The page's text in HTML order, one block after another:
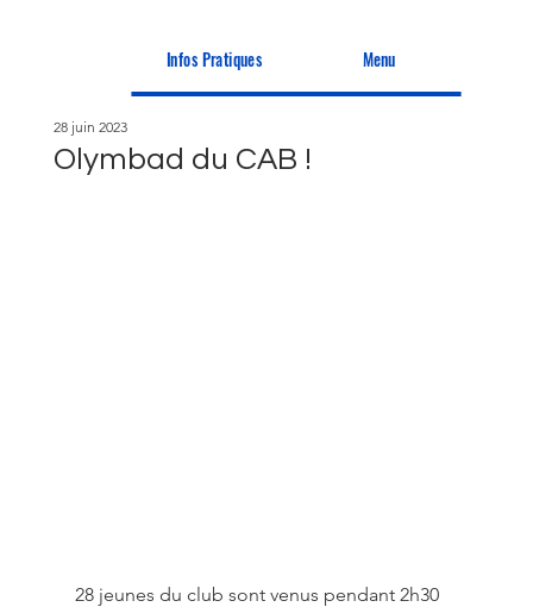
Infos Pratiques Menu
Olymbad du CAB !
28 juin 2023
28 jeunes du club sont venus pendant 2h30